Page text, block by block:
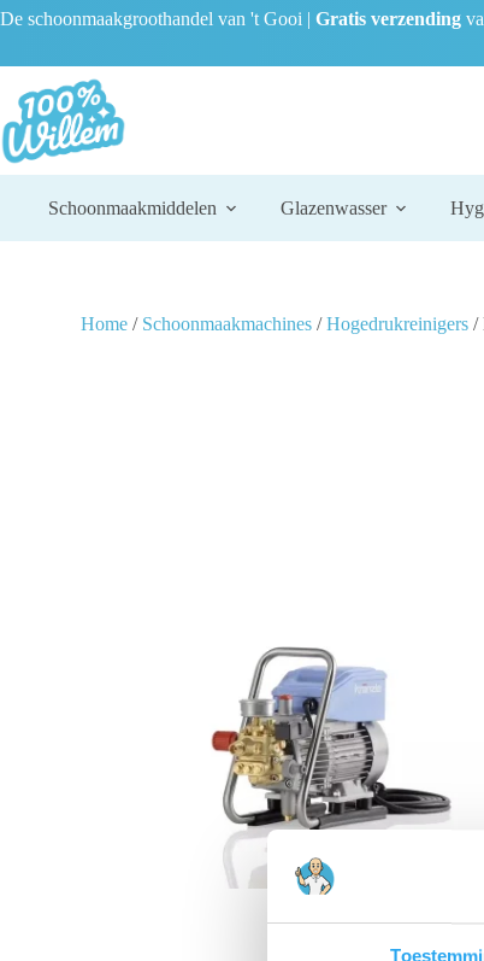
De schoonmaakgroothandel van 't Gooi | Gratis verzending
Schoonmaakmiddelen Glazenwasser
Home / Schoonmaakmachines /Hogedrukreinigers /